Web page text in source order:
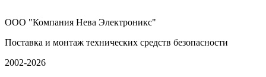
ООО "Компания Нева Электроникс"
Поставка и монтаж технических средств безопасности
2002-2026